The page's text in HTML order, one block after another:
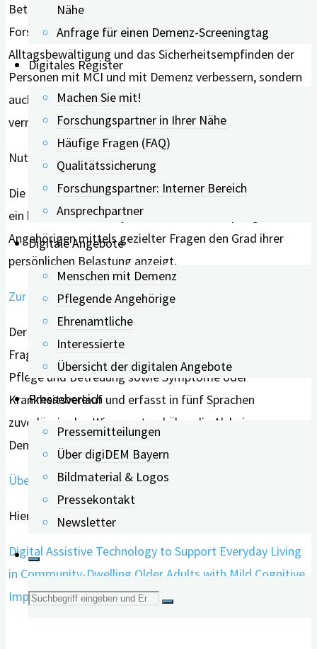
Nähe
Anfrage für einen Demenz-Screeningtag
Digitales Register
Machen Sie mit!
Forschungspartner in Ihrer Nähe
Häufige Fragen (FAQ)
Qualitätssicherung
Forschungspartner: Interner Bereich
Ansprechpartner
Digitale Angebote
Menschen mit Demenz
Pflegende Angehörige
Ehrenamtliche
Interessierte
Übersicht der digitalen Angebote
Pressebereich
Pressemitteilungen
Über digiDEM Bayern
Bildmaterial & Logos
Pressekontakt
Newsletter
Suche
Betroffenen. Es werde erwartet, schreiben die
Forschenden, dass digitale Hilfsmittel nicht nur die
Alltagsbewältigung und das Sicherheitsempfinden der
Personen mit MCI und mit Demenz verbessern, sondern
auch die Belastung der pflegenden Angehörigen
verringern.
Nutzen Sie unsere digitalen Angebote:
Die digiDEM Bayern-Angehörigenampel ist
ein kostenloser, anonymer Selbsttest, der pflegenden
Angehörigen mittels gezielter Fragen den Grad ihrer
persönlichen Belastung anzeigt.
Zur digiDEM Bayern-Angehörigenampel geht’s hier lang.
Der Wissenstest Demenz umfasst 30
Fragen, zum Beispiel aus den Bereichen Risikofaktoren,
Pflege und Betreuung sowie Symptome oder
Krankheitsverlauf und erfasst in fünf Sprachen
zuverlässig den Wissensstand über die Alzheimer-
Demenz.
Überprüfen Sie hier Ihr Wissen über Demenz
Hier geht’s zur Studie:
Digital Assistive Technology to Support Everyday Living
in Community-Dwelling Older Adults with Mild Cognitive
Impairment and Dementia – PMC (nih.gov).